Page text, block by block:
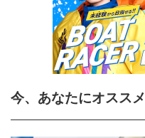
今、あなたにオススメ